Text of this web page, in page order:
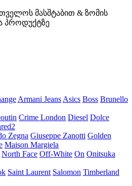
მასშტაბით & ზომის
პროდუქტზე
Armani Jeans Asics Boss Brunello
Crime London Diesel Dolce
Zegna Giuseppe Zanotti Golden
Maison Margiela
North Face Off-White On Onitsuka
Saint Laurent Salomon Timberland